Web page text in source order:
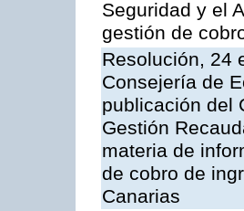
Seguridad y el
gestión de
Resolución, 24
Consejería de
publicación del
Gestión
materia de
de cobro de
Canarias